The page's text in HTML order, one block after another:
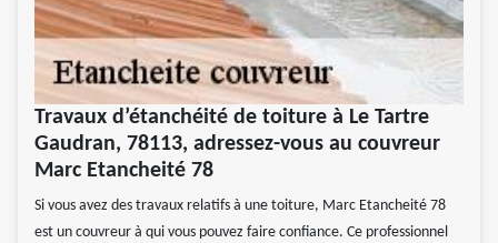
Travaux d’étanchéité de toiture à Le Tartre
Gaudran, 78113, adressez-vous au couvreur
Marc Etancheité 78
Si vous avez des travaux relatifs à une toiture, Marc Etancheité 78
est un couvreur à qui vous pouvez faire confiance. Ce professionnel